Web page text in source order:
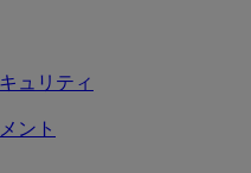
ュリティ
ント